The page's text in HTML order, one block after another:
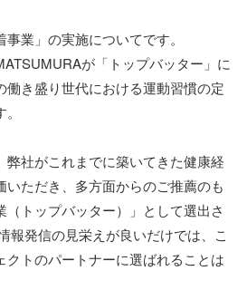
業」の実施についてです。
が「トップバッター」に
働き盛り世代における運動習慣の定
弊社がこれまでに築いてきた健康経
ただき、多方面からのご推薦のも
（トップバッター）」として選出さ
報発信の見栄えが良いだけでは、こ
クトのパートナーに選ばれることは